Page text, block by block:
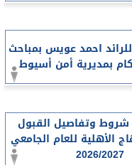
احمد عويس بمباحث
بمديرية أمن أسيوط
وتفاصيل القبول
الأهلية للعام الجامعي
2026/2027